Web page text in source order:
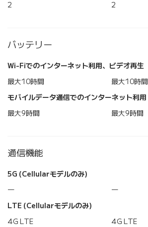
2
2
バッテリー
Wi-Fiでのインターネット利用、ビデオ再生
最大10時間
最大10時間
モバイルデータ通信でのインターネット利用
最大9時間
最大9時間
通信機能
5G (Cellularモデルのみ)
―
―
LTE (Cellularモデルのみ)
4G LTE
4G LTE